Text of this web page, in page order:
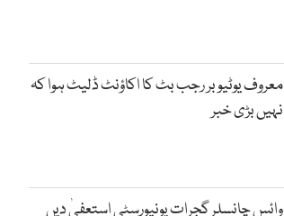
معروف یوٹیوبر رجب بٹ کا اکاؤنٹ ڈلیٹ ہوا کہ
نہیں بڑی خبر
وائس چانسلر گجرات یونیورسٹی استعفیٰ دیں